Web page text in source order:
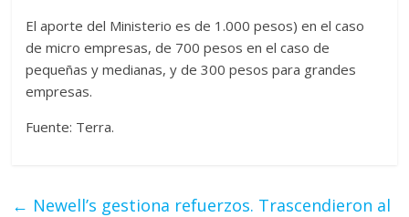
El aporte del Ministerio es de 1.000 pesos) en el caso
de micro empresas, de 700 pesos en el caso de
pequeñas y medianas, y de 300 pesos para grandes
empresas.
Fuente: Terra.
← Newell’s gestiona refuerzos. Trascendieron al